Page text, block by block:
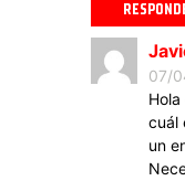
07/
cuál
un